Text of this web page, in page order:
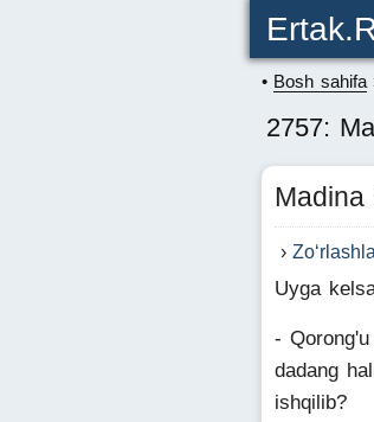
Bosh sahifa
2757:
Uyga
-
dadang
ishqilib?